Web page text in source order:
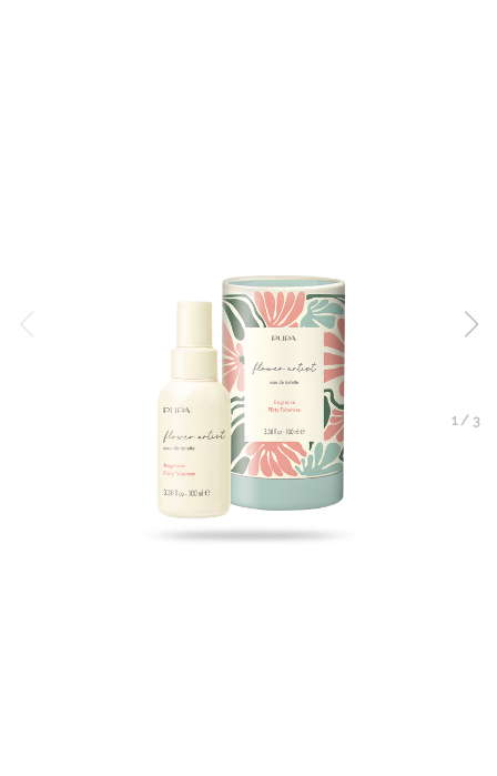
1/ 3